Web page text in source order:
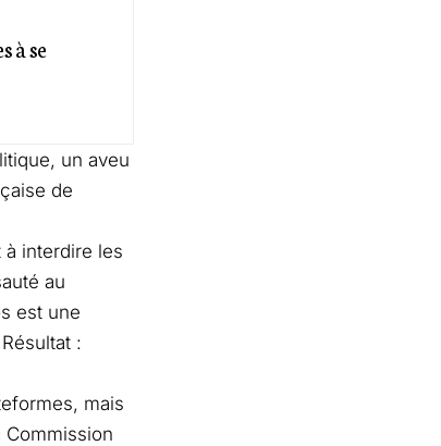
à se
un aveu
de
à interdire les
au
est une
:
mais